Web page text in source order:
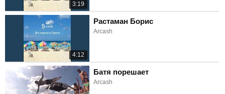
3:19
4:12
Растаман Борис
Arcash
Батя порешает
Arcash